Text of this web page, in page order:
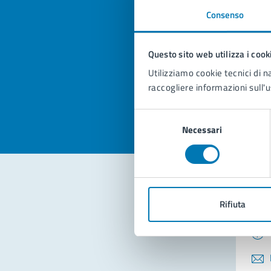
Consenso
Questo sito web utilizza i
Utilizziamo cookie tecnici di
raccogliere informazioni
Necessari
Rifiuta
Valuta